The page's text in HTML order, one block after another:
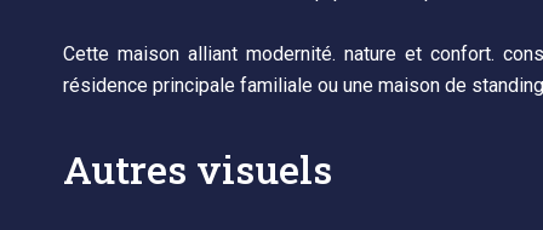
Cette maison alliant modernité. nature et confort.
résidence principale familiale ou une maison de
Autres visuels